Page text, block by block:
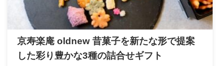
京寿楽庵 oldnew 昔菓子を新たな形で提案
した彩り豊かな3種の詰合せギフト